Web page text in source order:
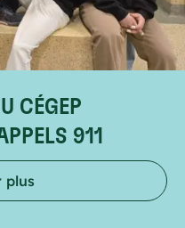
CÉGEP
911
plus